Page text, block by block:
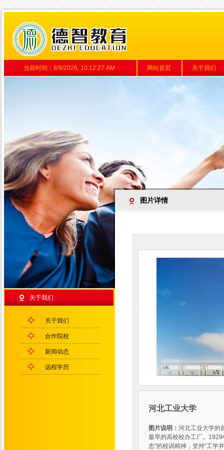
网站首页 关于我们
当前时间： 8/9/2026, 10:12:28 AM
河北工业大学
图片说明： 河北工业大学的
最早的高校校办工厂。
忠”的校训精神，坚持“工学
图片详情
关于我们
关于我们
合作院校
新闻动态
远程学历